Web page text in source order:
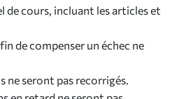
de cours, incluant les articles et
de compenser un échec ne
ne seront pas recorrigés.